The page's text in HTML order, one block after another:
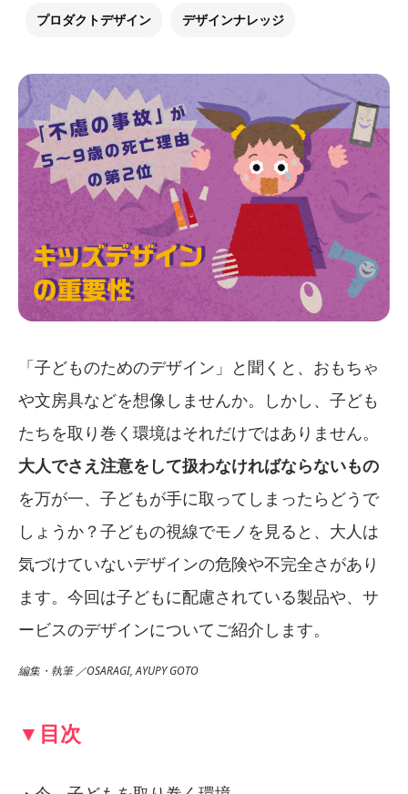
プロダクトデザイン デザインナレッジ
「子どものためのデザイン」と聞くと、おもちゃ
や文房具などを想像しませんか。しかし、子ども
たちを取り巻く環境はそれだけではありません。
大人でさえ注意をして扱わなければならないもの
を万が一、子どもが手に取ってしまったらどうで
しょうか？子どもの視線でモノを見ると、大人は
気づけていないデザインの危険や不完全さがあり
ます。今回は子どもに配慮されている製品や、サ
ービスのデザインについてご紹介します。
編集・執筆 ／OSARAGI, AYUPY GOTO
▼目次